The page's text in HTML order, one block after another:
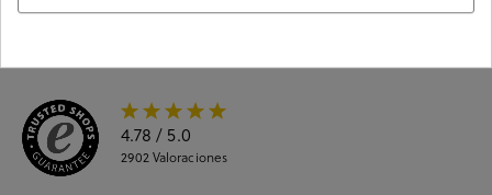
4.78 / 5.0
2902Valoraciones